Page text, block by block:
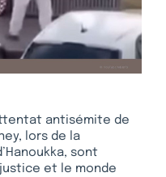
antisémite de
lors de la
sont
et le monde